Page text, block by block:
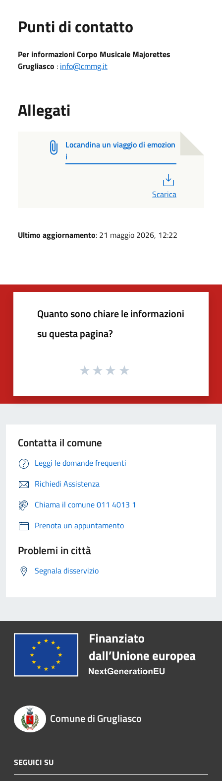
Punti di contatto
Per informazioni Corpo Musicale Majorettes
Grugliasco : info@cmmg.it
Allegati
Locandina un viaggio di emozion
i
Scarica
Ultimo aggiornamento: 21 maggio 2026, 12:22
Quanto sono chiare le informazioni
su questa pagina?
Contatta il comune
Leggi le domande frequenti
Richiedi Assistenza
Chiama il comune 011 4013 1
Prenota un appuntamento
Problemi in città
Segnala disservizio
Comune di Grugliasco
SEGUICI SU